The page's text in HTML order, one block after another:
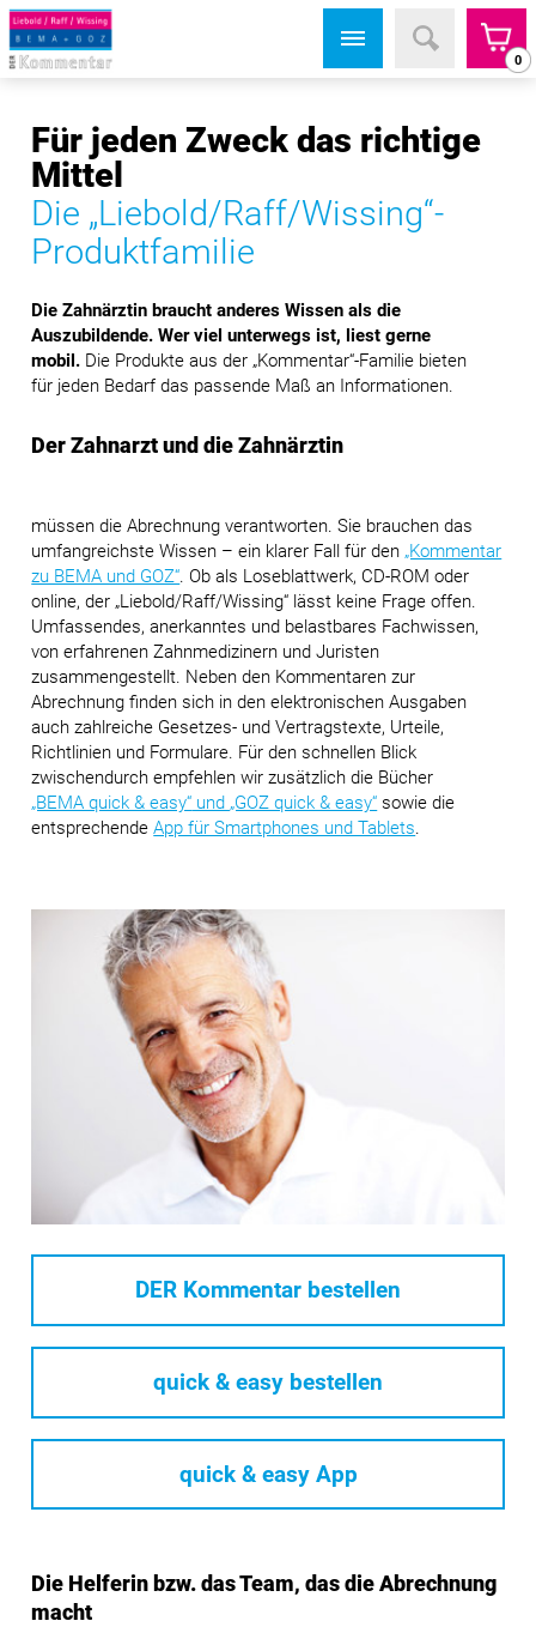
0
Für jeden Zweck das richtige
Mittel
Die „Liebold/Raff/Wissing“-
Produktfamilie
Die Zahnärztin braucht anderes Wissen als die
Auszubildende. Wer viel unterwegs ist, liest gerne
mobil. Die Produkte aus der „Kommentar“-Familie bieten
für jeden Bedarf das passende Maß an Informationen.
Der Zahnarzt und die Zahnärztin
müssen die Abrechnung verantworten. Sie brauchen das
umfangreichste Wissen – ein klarer Fall für den„Kommentar
zu BEMA und GOZ“. Ob als Loseblattwerk, CD-ROM oder
online, der „Liebold/Raff/Wissing“ lässt keine Frage offen.
Umfassendes, anerkanntes und belastbares Fachwissen,
von erfahrenen Zahnmedizinern und Juristen
zusammengestellt. Neben den Kommentaren zur
Abrechnung finden sich in den elektronischen Ausgaben
auch zahlreiche Gesetzes- und Vertragstexte, Urteile,
Richtlinien und Formulare. Für den schnellen Blick
zwischendurch empfehlen wir zusätzlich die Bücher
„BEMA quick & easy“ und„GOZ quick & easy“ sowie die
entsprechendeApp für Smartphones und Tablets.
DER Kommentar bestellen
quick & easy bestellen
quick & easy App
Die Helferin bzw. das Team, das die Abrechnung
macht